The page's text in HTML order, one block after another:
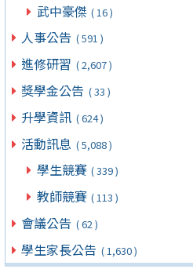
武中豪傑 ( 16 )
人事公告 ( 591 )
進修研習 ( 2,607 )
獎學金公告 ( 33 )
升學資訊 ( 624 )
活動訊息 ( 5,088 )
學生競賽 ( 339 )
教師競賽 ( 113 )
會議公告 ( 62 )
學生家長公告 ( 1,630 )